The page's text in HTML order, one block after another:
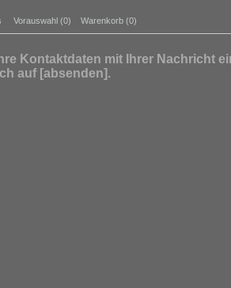
Vorauswahl (0) Warenkorb (0)
Kontaktdaten mit Ihrer Nachricht
auf [absenden].